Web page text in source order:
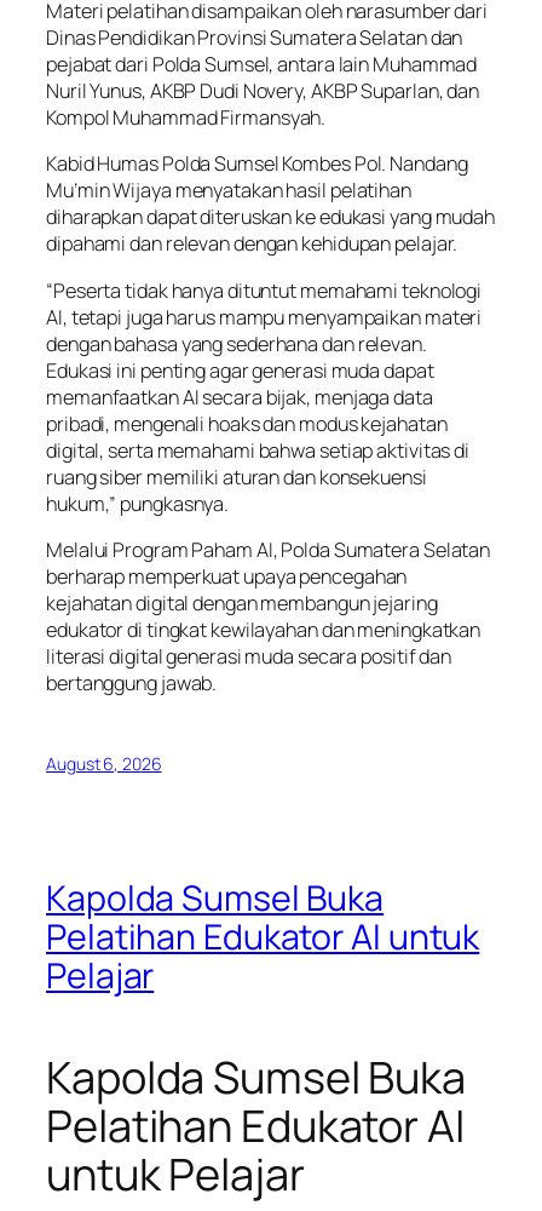
Materi pelatihan disampaikan oleh narasumber dari
Dinas Pendidikan Provinsi Sumatera Selatan dan
pejabat dari Polda Sumsel, antara lain Muhammad
Nuril Yunus, AKBP Dudi Novery, AKBP Suparlan, dan
Kompol Muhammad Firmansyah.
Kabid Humas Polda Sumsel Kombes Pol. Nandang
Mu’min Wijaya menyatakan hasil pelatihan
diharapkan dapat diteruskan ke edukasi yang mudah
dipahami dan relevan dengan kehidupan pelajar.
“Peserta tidak hanya dituntut memahami teknologi
AI, tetapi juga harus mampu menyampaikan materi
dengan bahasa yang sederhana dan relevan.
Edukasi ini penting agar generasi muda dapat
memanfaatkan AI secara bijak, menjaga data
pribadi, mengenali hoaks dan modus kejahatan
digital, serta memahami bahwa setiap aktivitas di
ruang siber memiliki aturan dan konsekuensi
hukum,” pungkasnya.
Melalui Program Paham AI, Polda Sumatera Selatan
berharap memperkuat upaya pencegahan
kejahatan digital dengan membangun jejaring
edukator di tingkat kewilayahan dan meningkatkan
literasi digital generasi muda secara positif dan
bertanggung jawab.
August 6, 2026
Kapolda Sumsel Buka
Pelatihan Edukator AI untuk
Pelajar
Kapolda Sumsel Buka
Pelatihan Edukator AI
untuk Pelajar